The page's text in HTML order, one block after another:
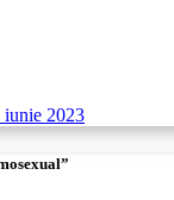
iunie 2023